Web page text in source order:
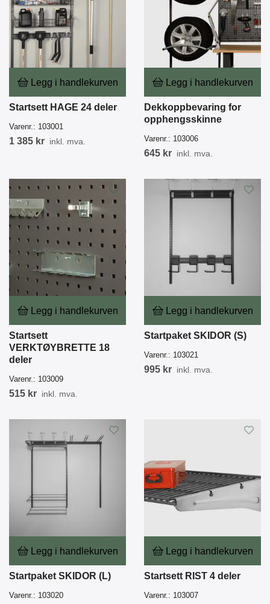
Legg i handlekurven
Startsett HAGE 24 deler
Varenr.: 103001
1 385 kr inkl. mva.
Legg i handlekurven
Dekkoppbevaring for
opphengsskinne
Varenr.: 103006
645 kr inkl. mva.
Legg i handlekurven
Startsett
VERKTØYBRETTE 18
deler
Varenr.: 103009
515 kr inkl. mva.
Legg i handlekurven
Startpaket SKIDOR (S)
Varenr.: 103021
995 kr inkl. mva.
Legg i handlekurven
Startpaket SKIDOR (L)
Varenr.: 103020
Legg i handlekurven
Startsett RIST 4 deler
Varenr.: 103007